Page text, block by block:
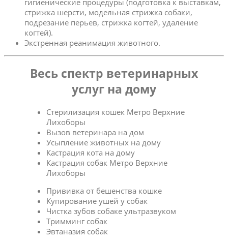
стрижка шерсти, модельная стрижка собаки,
подрезание перьев, стрижка когтей, удаление
когтей).
Экстренная реанимация животного.
Весь спектр ветеринарных
услуг на дому
Стерилизация кошек Метро Верхние
Лихоборы
Вызов ветеринара на дом
Усыпление животных на дому
Кастрация кота на дому
Кастрация собак Метро Верхние
Лихоборы
Прививка от бешенства кошке
Купирование ушей у собак
Чистка зубов собаке ультразвуком
Тримминг собак
Эвтаназия собак